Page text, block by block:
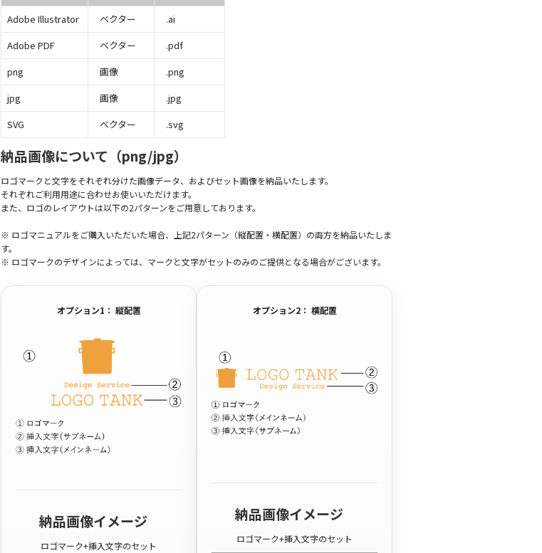
Adobe Illustrator
ベクター
.ai
Adobe PDF
ベクター
.pdf
png
画像
.png
jpg
画像
.jpg
SVG
ベクター .svg
納品画像について（png/jpg）
ロゴマークと文字をそれぞれ分けた画像データ、およびセット画像を納品いたします。
それぞれご利用用途に合わせお使いいただけます。
また、ロゴのレイアウトは以下の2パターンをご用意しております。
※ ロゴマニュアルをご購入いただいた場合、上記2パターン（縦配置・横配置）の両方を納品いたしま
す。
※ ロゴマークのデザインによっては、マークと文字がセットのみのご提供となる場合がございます。
オプション1： 縦配置
納品画像イメージ
ロゴマーク+挿入文字のセット
オプション2： 横配置
納品画像イメージ
ロゴマーク+挿入文字のセット